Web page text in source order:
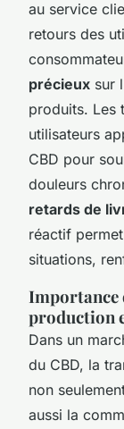
au service
retours des
précieux sur
produits. Les
utilisateurs
CBD pour
douleurs
retards de
réactif
situations,
Importance
production
Dans un
du CBD, la
non
aussi la